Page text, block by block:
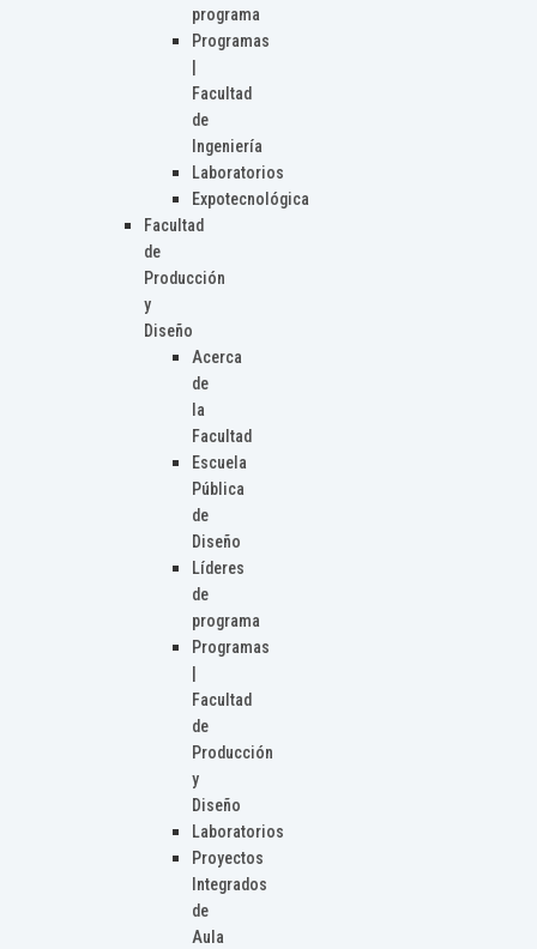
programa
Programas
Facultad
de
Ingeniería
Laboratorios
Expotecnológica
Facultad
de
Producción
y
Diseño
Acerca
de
la
Facultad
Escuela
Pública
de
Diseño
Líderes
de
programa
Programas
Facultad
de
Producción
y
Diseño
Laboratorios
Proyectos
Integrados
de
Aula